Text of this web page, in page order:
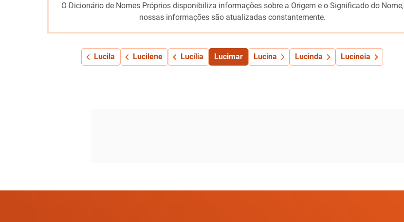
O Dicionário de Nomes Próprios disponibiliza informações sobre a Origem e o Significado do Nome,
nossas informações são atualizadas constantemente.
Lucila Lucilene Lucília Lucimar Lucina Lucinda Lucineia